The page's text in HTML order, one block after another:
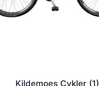
Kildemoes Cykler (1)